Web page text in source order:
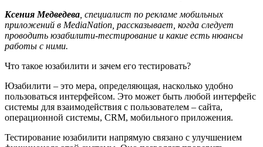
Ксения Медведева , специалист по рекламе мобильных
приложений в MediaNation, рассказывает, когда следует
проводить юзабилити-тестирование и какие есть нюансы
работы с ними.
Что такое юзабилити и зачем его тестировать?
Юзабилити – это мера, определяющая, насколько удобно
пользоваться интерфейсом. Это может быть любой интерфейс
системы для взаимодействия с пользователем – сайта,
операционной системы, CRM, мобильного приложения.
Тестирование юзабилити напрямую связано с улучшением